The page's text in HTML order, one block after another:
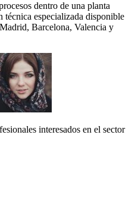
dentro de una planta
técnica especializada disponible
Barcelona, Valencia y
interesados en el sector